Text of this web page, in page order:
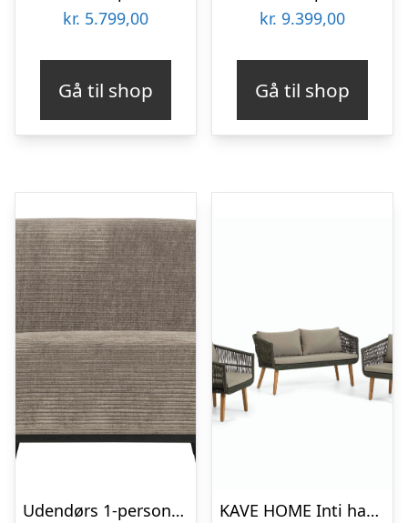
kr. 5.799,00
Gå til shop
kr. 9.399,00
Gå til shop
Udendørs 1-personers sofa WOOOD Statement modulsofa, lergrå vævet jacquard ribstof, birketræsben, H77ÃB79ÃD93 cm
KAVE HOME Inti havesæt, m. 2 pers sofa og 2 havestole, m. hynder – grøn reb og natur akacietræ